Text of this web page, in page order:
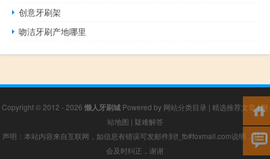
创意牙刷架
吻洁牙刷产地哪里
Copyright © 2012 - 2026 懒人牙刷城 Powered by 网站分类目录 | 精选推荐文章|网
站地图 | 疑难解答
声明：本站内容来自互联网，如信息有错误可发邮件到f_fb#foxmail.com说明，我们
会及时纠正，谢谢